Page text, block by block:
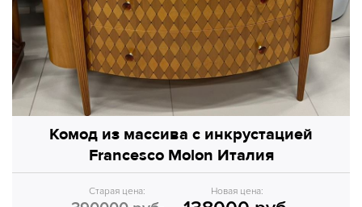
Комод из массива с инкрустацией
Francesco Molon Италия
Старая цена: Новая цена: